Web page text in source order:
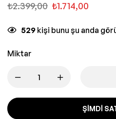
₺2.399,00 ₺1.714,00
529 kişi bunu şu anda
Miktar
ŞIMDI